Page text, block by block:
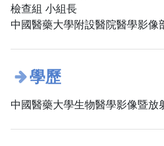
檢查組 小組長
中國醫藥大學附設醫院醫學影像
學歷
中國醫藥大學生物醫學影像暨放